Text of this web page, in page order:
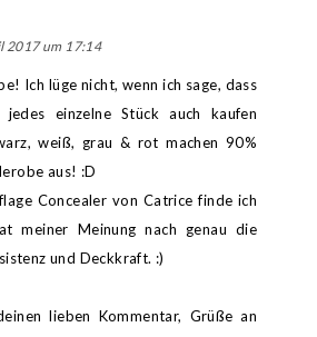
2017 um 17:14
Ich lüge nicht, wenn ich sage, dass
einzelne Stück auch kaufen
weiß, grau & rot machen 90%
aus! :D
Concealer von Catrice finde ich
meiner Meinung nach genau die
und Deckkraft. :)
lieben Kommentar, Grüße an